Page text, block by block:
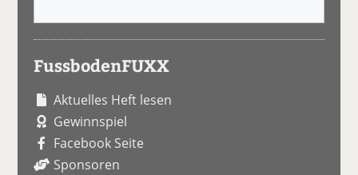
FussbodenFUXX
Aktuelles Heft lesen
Gewinnspiel
Facebook Seite
Sponsoren